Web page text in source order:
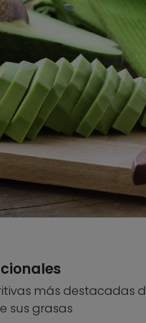
más destacadas
sus grasas